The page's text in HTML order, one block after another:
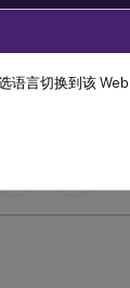
Provisioning 2212
语言切换到该